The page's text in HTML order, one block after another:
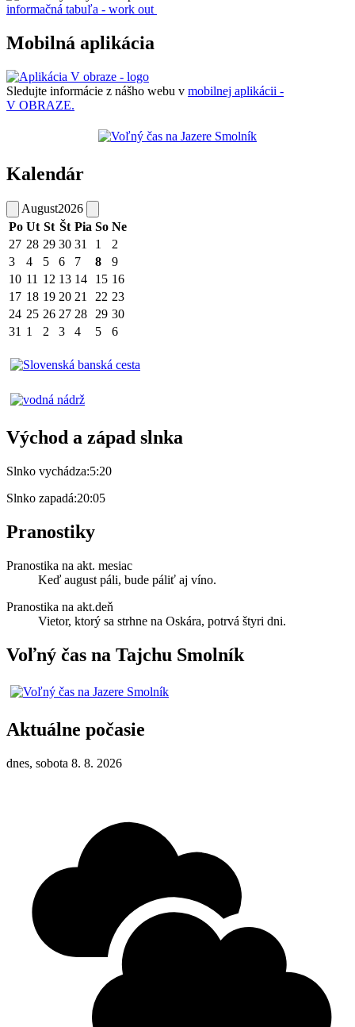
informačná tabuľa - work out
Mobilná aplikácia
Sledujte informácie z nášho webu v mobilnej aplikácii -
V OBRAZE.
Kalendár
August2026
Po Ut St Št Pia So Ne
27 28 29 30 31 1
2
3
4 5 6 7 8
9
10 11 12 13 14 15 16
17 18 19 20 21 22 23
24 25 26 27 28 29 30
31 1 2 3 4 5 6
Východ a západ slnka
Slnko vychádza:5:20
Slnko zapadá:20:05
Pranostiky
Pranostika na akt. mesiac
Keď august páli, bude páliť aj víno.
Pranostika na akt.deň
Vietor, ktorý sa strhne na Oskára, potrvá štyri dni.
Voľný čas na Tajchu Smolník
Aktuálne počasie
dnes, sobota 8. 8. 2026